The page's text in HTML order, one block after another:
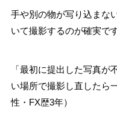
手や別の物が写り込まな
いて撮影するのが確実です
「最初に提出した写真が
い場所で撮影し直したら
性・FX歴3年）